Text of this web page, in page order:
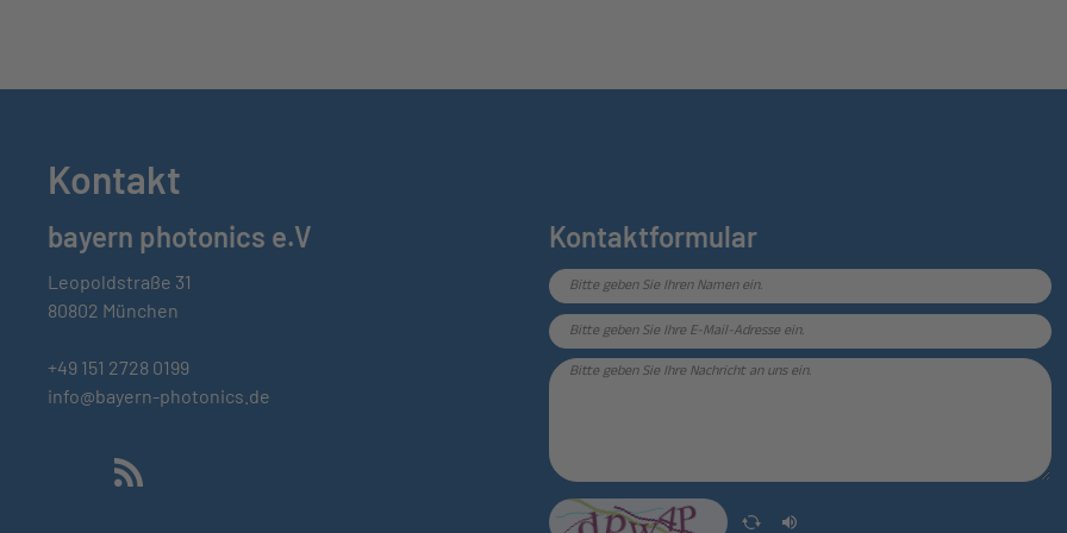
Kontakt
bayern photonics e.V
Leopoldstraße 31
80802 München
+49 151 2728 0199
info@bayern-photonics.de
Kontaktformular